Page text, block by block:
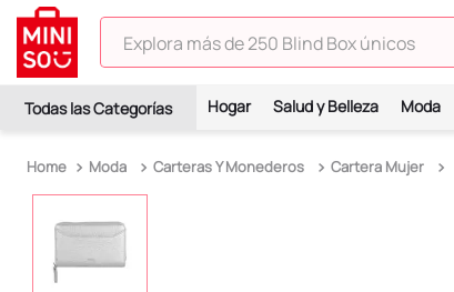
Explora más de 250 Blind Box únicos
Hogar Salud y Belleza Moda
Moda Carteras Y Monederos Cartera Mujer
TÉRMINOS MÁS BUSCADOS
2.
spiderman